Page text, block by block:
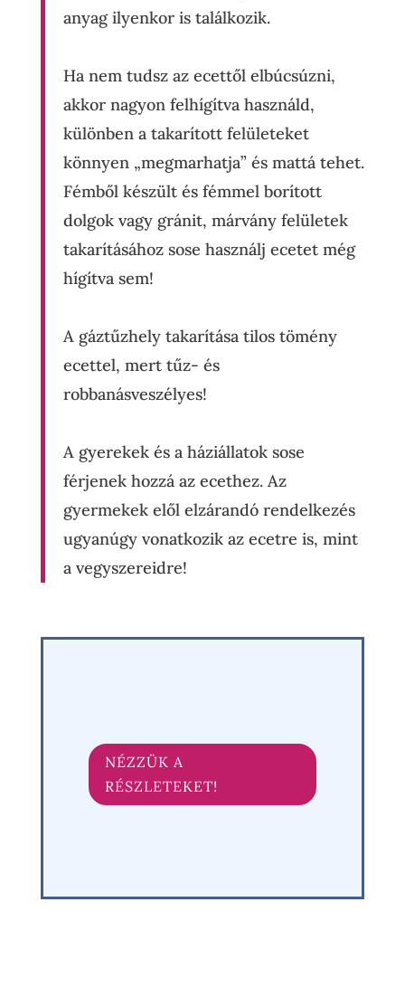
anyag ilyenkor is találkozik.
Ha nem tudsz az ecettől elbúcsúzni,
akkor nagyon felhígítva használd,
különben a takarított felületeket
könnyen „megmarhatja” és mattá tehet.
Fémből készült és fémmel borított
dolgok vagy gránit, márvány felületek
takarításához sose használj ecetet még
hígítva sem!
A gáztűzhely takarítása tilos tömény
ecettel, mert tűz- és
robbanásveszélyes!
A gyerekek és a háziállatok sose
férjenek hozzá az ecethez. Az
gyermekek elől elzárandó rendelkezés
ugyanúgy vonatkozik az ecetre is, mint
a vegyszereidre!
NÉZZÜK A
RÉSZLETEKET!